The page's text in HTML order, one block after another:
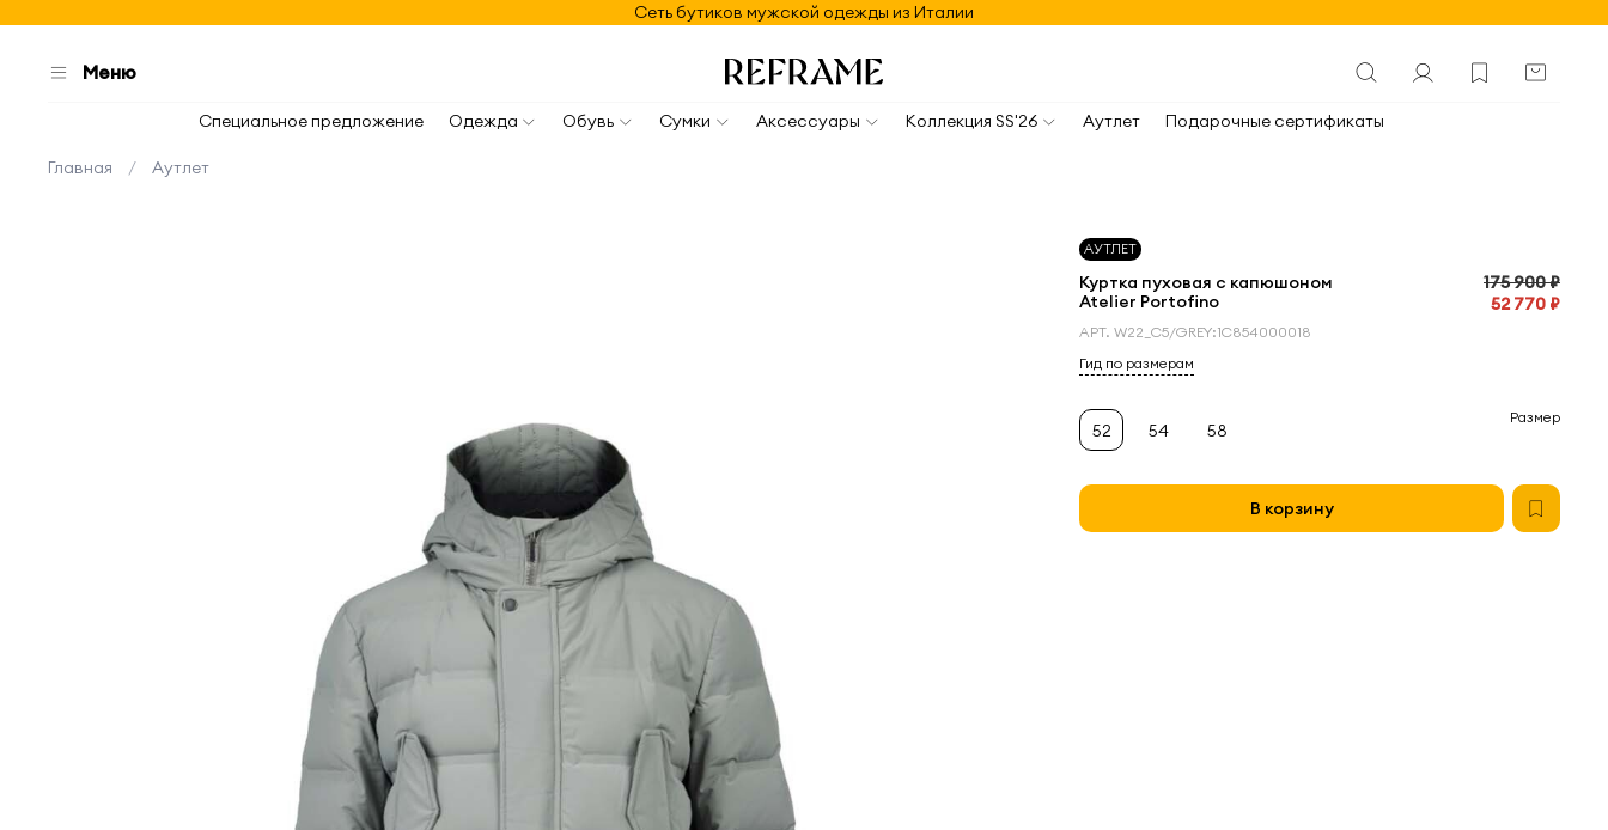
Сеть бутиков мужской одежды из Италии
Меню
Специальное предложение Одежда Обувь Сумки Аксессуары Коллекция SS'26 Аутлет Подарочные сертификаты
Главная Аутлет
АУТЛЕТ
Куртка пуховая с капюшоном
Atelier Portofino
175 900 ₽
52 770 ₽
АРТ.W22_C5/GREY:1С854000018
Гид по размерам
В корзину
Размер
52 54 58